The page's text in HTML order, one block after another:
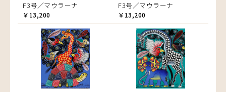
F3号／マウラーナ
￥13,200
F3号／マウラーナ
￥13,200